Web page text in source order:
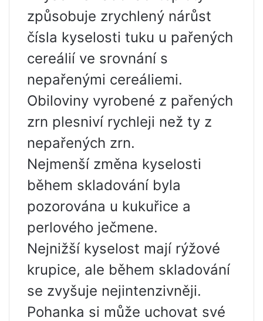
způsobuje zrychlený nárůst
čísla kyselosti tuku u pařených
cereálií ve srovnání s
nepařenými cereáliemi.
Obiloviny vyrobené z pařených
zrn plesniví rychleji než ty z
nepařených zrn.
Nejmenší změna kyselosti
během skladování byla
pozorována u kukuřice a
perlového ječmene.
Nejnižší kyselost mají rýžové
krupice, ale během skladování
se zvyšuje nejintenzivněji.
Pohanka si může uchovat své